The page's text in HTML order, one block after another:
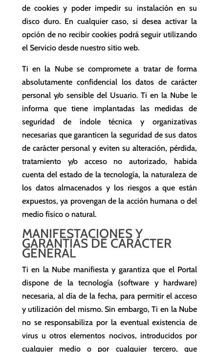
de cookies y poder impedir su instalación en su
disco duro. En cualquier caso, si desea activar la
opción de no recibir cookies podrá seguir utilizando
el Servicio desde nuestro sitio web.
Ti en la Nube se compromete a tratar de forma
absolutamente confidencial los datos de carácter
personal y/o sensible del Usuario. Ti en la Nube le
informa que tiene implantadas las medidas de
seguridad de índole técnica y organizativas
necesarias que garanticen la seguridad de sus datos
de carácter personal y eviten su alteración, pérdida,
tratamiento y/o acceso no autorizado, habida
cuenta del estado de la tecnología, la naturaleza de
los datos almacenados y los riesgos a que están
expuestos, ya provengan de la acción humana o del
medio físico o natural.
MANIFESTACIONES Y
GARANTÍAS DE CARÁCTER
GENERAL
Ti en la Nube manifiesta y garantiza que el Portal
dispone de la tecnología (software y hardware)
necesaria, al día de la fecha, para permitir el acceso
y utilización del mismo. Sin embargo, Ti en la Nube
no se responsabiliza por la eventual existencia de
virus u otros elementos nocivos, introducidos por
cualquier medio o por cualquier tercero, que